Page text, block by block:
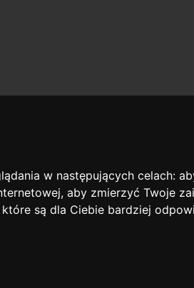
w następujących celach:
,aby zmierzyć Twoje
są dla Ciebie bardziej